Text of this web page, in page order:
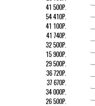
41 500Р.
54 410Р.
41 100Р.
41 740Р.
32 500Р.
15 900Р.
29 500Р.
36 720Р.
37 670Р.
34 000Р.
26 500Р.